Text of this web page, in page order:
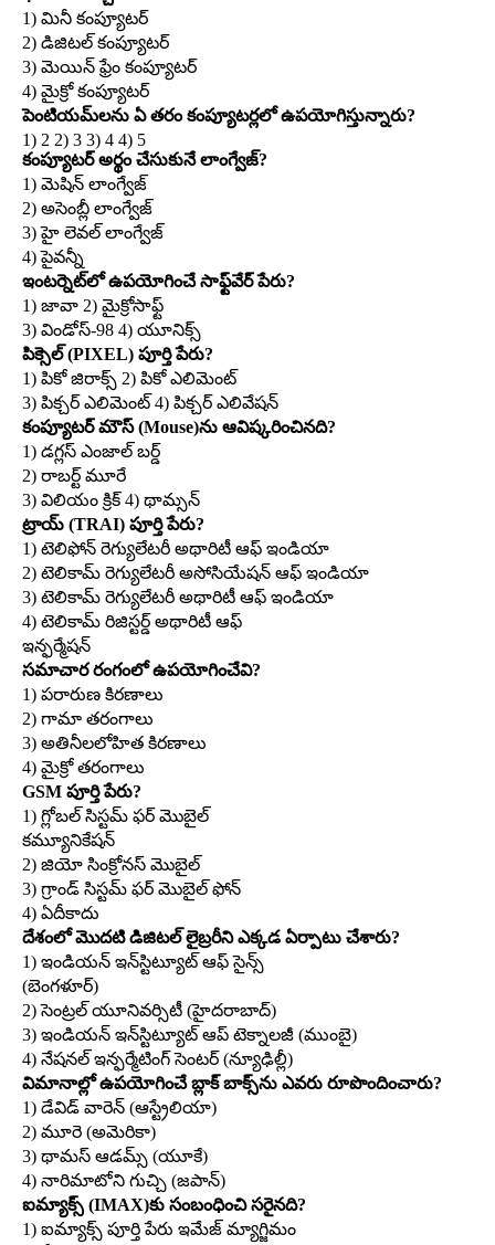
1) మినీ కంప్యూటర్‌
2) డిజిటల్‌ కంప్యూటర్‌
3) మెయిన్‌ ఫ్రేం కంప్యూటర్‌
4) మైక్రో కంప్యూటర్‌
పెంటియమ్‌లను ఏ తరం కంప్యూటర్లలో ఉపయోగిస్తున్నారు?
1) 2 2) 3 3) 4 4) 5
కంప్యూటర్‌ అర్థం చేసుకునే లాంగ్వేజ్‌?
1) మెషిన్‌ లాంగ్వేజ్‌
2) అసెంబ్లీ లాంగ్వేజ్‌
3) హై లెవల్‌ లాంగ్వేజ్‌
4) పైవన్నీ
ఇంటర్నెట్‌లో ఉపయోగించే సాఫ్ట్‌వేర్‌ పేరు?
1) జావా 2) మైక్రోసాఫ్ట్‌
3) విండోస్‌-98 4) యూనిక్స్‌
పిక్సెల్‌ (PIXEL) పూర్తి పేరు?
1) పికో జిరాక్స్‌ 2) పికో ఎలిమెంట్‌
3) పిక్చర్‌ ఎలిమెంట్‌ 4) పిక్చర్‌ ఎలివేషన్‌
కంప్యూటర్‌ మౌస్‌ (Mouse)ను ఆవిష్కరించినది?
1) డగ్లస్‌ ఎంజాల్‌ బర్డ్‌
2) రాబర్ట్‌ మూరే
3) విలియం క్రిక్‌ 4) థామ్సన్‌
ట్రాయ్‌ (TRAI) పూర్తి పేరు?
1) టెలిఫోన్‌ రెగ్యులేటరీ అథారిటీ ఆఫ్‌ ఇండియా
2) టెలికామ్‌ రెగ్యులేటరీ అసోసియేషన్‌ ఆఫ్‌ ఇండియా
3) టెలికామ్‌ రెగ్యులేటరీ అథారిటీ ఆఫ్‌ ఇండియా
4) టెలికామ్‌ రిజిస్టర్డ్‌ అథారిటీ ఆఫ్‌
ఇన్ఫర్మేషన్‌
సమాచార రంగంలో ఉపయోగించేవి?
1) పరారుణ కిరణాలు
2) గామా తరంగాలు
3) అతినీలలోహిత కిరణాలు
4) మైక్రో తరంగాలు
GSM పూర్తి పేరు?
1) గ్లోబల్‌ సిస్టమ్‌ ఫర్‌ మొబైల్‌
కమ్యూనికేషన్‌
2) జియో సింక్రోనస్‌ మొబైల్‌
3) గ్రాండ్‌ సిస్టమ్‌ ఫర్‌ మొబైల్‌ ఫోన్‌
4) ఏదీకాదు
దేశంలో మొదటి డిజిటల్‌ లైబ్రరీని ఎక్కడ ఏర్పాటు చేశారు?
1) ఇండియన్‌ ఇన్‌స్టిట్యూట్‌ ఆఫ్‌ సైన్స్‌
(బెంగళూర్‌)
2) సెంట్రల్‌ యూనివర్సిటీ (హైదరాబాద్‌)
3) ఇండియన్‌ ఇన్‌స్టిట్యూట్‌ ఆప్‌ టెక్నాలజీ (ముంబై)
4) నేషనల్‌ ఇన్ఫర్మేటింగ్‌ సెంటర్‌ (న్యూఢిల్లీ)
విమానాల్లో ఉపయోగించే బ్లాక్‌ బాక్స్‌ను ఎవరు రూపొందించారు?
1) డేవిడ్‌ వారెన్‌ (ఆస్ట్రేలియా)
2) మూరె (అమెరికా)
3) థామస్‌ ఆడమ్స్‌ (యూకే)
4) నారిమాటోని గుచ్చి (జపాన్‌)
ఐమ్యాక్స్‌ (IMAX)కు సంబంధించి సరైనది?
1) ఐమ్యాక్స్‌ పూర్తి పేరు ఇమేజ్‌ మ్యాగ్జిమం